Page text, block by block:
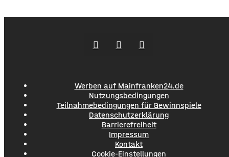
Werben auf Mainfranken24.de
Nutzungsbedingungen
Teilnahmebedingungen für Gewinnspiele
Datenschutzerklärung
Barrierefreiheit
Impressum
Kontakt
Cookie-Einstellungen